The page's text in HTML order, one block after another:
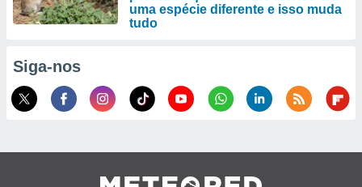
uma espécie diferente e isso muda
tudo
Siga-nos